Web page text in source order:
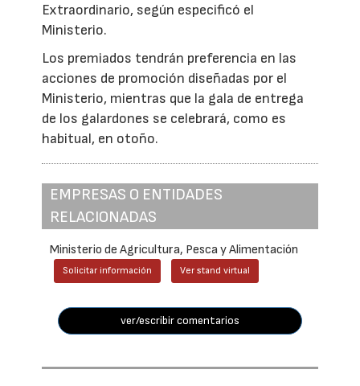
Extraordinario, según especificó el
Ministerio.
Los premiados tendrán preferencia en las
acciones de promoción diseñadas por el
Ministerio, mientras que la gala de entrega
de los galardones se celebrará, como es
habitual, en otoño.
EMPRESAS O ENTIDADES
RELACIONADAS
Ministerio de Agricultura, Pesca y Alimentación
Solicitar información Ver stand virtual
ver/escribir comentarios